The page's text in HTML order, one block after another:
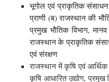
भूगोल एवं प्राकृतिक
प्राणी (ब) राजस्थान की
प्रमुख भौतिक विभाग,
राजस्थान के प्राकृतिक
एवं संरक्षण
राजस्थान में कृषि एवं
कृषि आधारित उद्योग, प्रमुख